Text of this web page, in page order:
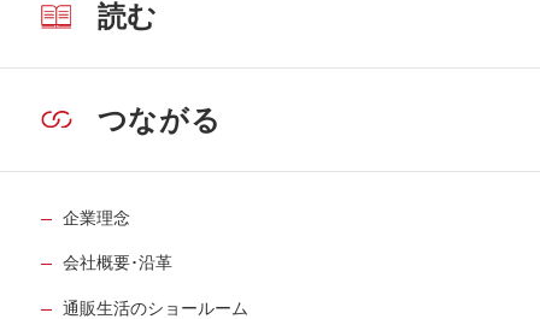
読む
つながる
企業理念
会社概要･沿革
通販生活のショールーム